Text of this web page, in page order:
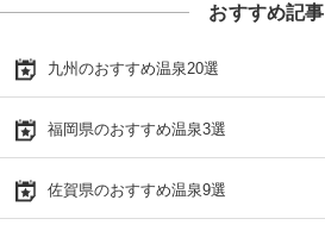
おすすめ記事
九州のおすすめ温泉20選
福岡県のおすすめ温泉3選
佐賀県のおすすめ温泉9選